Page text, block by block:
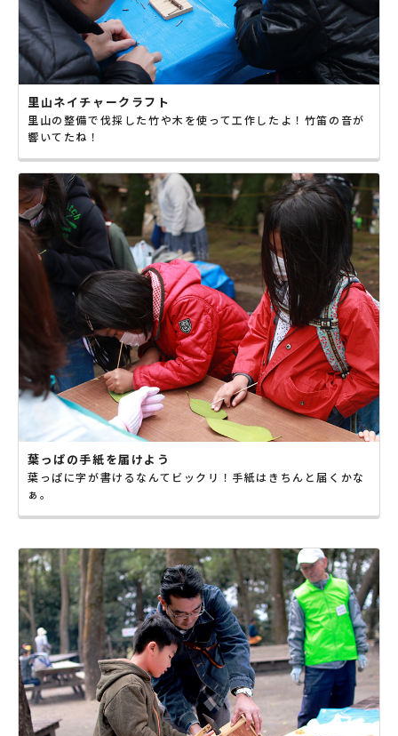
里山ネイチャークラフト
里山の整備で伐採した竹や木を使って工作したよ！竹笛の音が
響いてたね！
葉っぱの手紙を届けよう
葉っぱに字が書けるなんてビックリ！手紙はきちんと届くかな
ぁ。